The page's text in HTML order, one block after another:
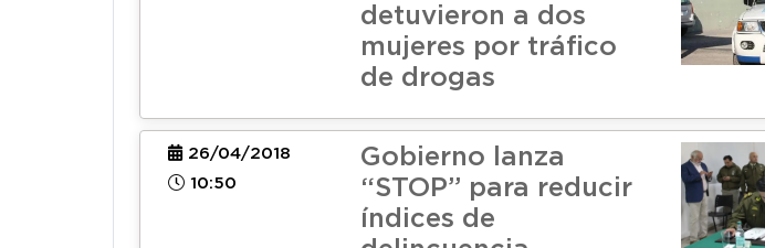
detuvieron a dos
mujeres por tráfico
de drogas
26/04/2018
10:50
Gobierno lanza
“STOP” para reducir
índices de